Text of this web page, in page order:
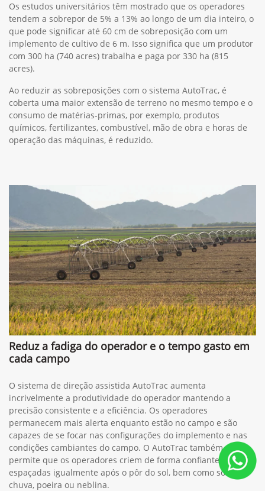
Os estudos universitários têm mostrado que os operadores
tendem a sobrepor de 5% a 13% ao longo de um dia inteiro, o
que pode significar até 60 cm de sobreposição com um
implemento de cultivo de 6 m. Isso significa que um produtor
com 300 ha (740 acres) trabalha e paga por 330 ha (815
acres).
Ao reduzir as sobreposições com o sistema AutoTrac, é
coberta uma maior extensão de terreno no mesmo tempo e o
consumo de matérias-primas, por exemplo, produtos
químicos, fertilizantes, combustível, mão de obra e horas de
operação das máquinas, é reduzido.
Reduz a fadiga do operador e o tempo gasto em
cada campo
O sistema de direção assistida AutoTrac aumenta
incrivelmente a produtividade do operador mantendo a
precisão consistente e a eficiência. Os operadores
permanecem mais alerta enquanto estão no campo e são
capazes de se focar nas configurações do implemento e nas
condições cambiantes do campo. O AutoTrac também
permite que os operadores criem de forma confiante linhas
espaçadas igualmente após o pôr do sol, bem como sob
chuva, poeira ou neblina.